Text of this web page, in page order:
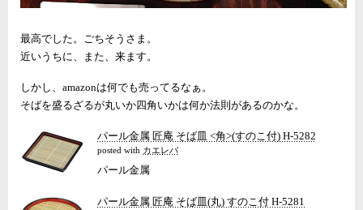
最高でした。ごちそうさま。
近いうちに、また、来ます。
しかし、amazonは何でも売ってるなぁ。
そばを盛るざるが丸いか四角いかは何か法則があるのかな。
パール金属 匠庵 そば皿 <角>(すのこ付) H-5282
posted with カエレバ
パール金属
パール金属 匠庵 そば皿(丸) すのこ付 H-5281